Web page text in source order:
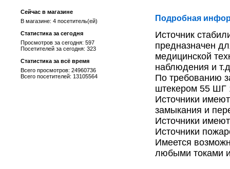
Сейчас в магазине
В магазине: 4 посетитель(ей)
Статистика за сегодня
Просмотров за сегодня: 597
Посетителей за сегодня: 323
Статистика за всё время
Всего просмотров: 24960736
Всего посетителей: 13105564
Подробная
Источник
предназначен
медицинской
наблюдения и
По требованию
штекером 55 ШГ
Источники
замыкания и
Источники
Источники
Имеется
любыми токами